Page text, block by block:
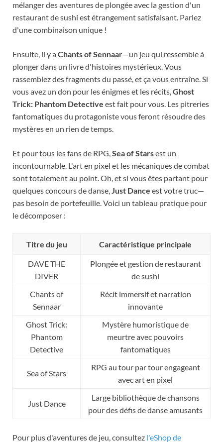
mélanger des aventures de plongée avec la gestion d'un
restaurant de sushi est étrangement satisfaisant. Parlez
d'une combinaison unique !
Ensuite, il y aChants of Sennaar—un jeu qui ressemble à
plonger dans un livre d'histoires mystérieux. Vous
rassemblez des fragments du passé, et ça vous entraîne. Si
vous avez un don pour les énigmes et les récits, Ghost
Trick: Phantom Detective est fait pour vous. Les pitreries
fantomatiques du protagoniste vous feront résoudre des
mystères en un rien de temps.
Et pour tous les fans de RPG, Sea of Starsest un
incontournable. L'art en pixel et les mécaniques de combat
sont totalement au point. Oh, et si vous êtes partant pour
quelques concours de danse, Just Dance est votre truc—
pas besoin de portefeuille. Voici un tableau pratique pour
le décomposer :
Titre du jeu Caractéristique principale
DAVE THE
DIVER
Plongée et gestion de restaurant
de sushi
Chants of
Sennaar
Récit immersif et narration
innovante
Ghost Trick:
Phantom
Detective
Mystère humoristique de
meurtre avec pouvoirs
fantomatiques
Sea of Stars
RPG au tour par tour engageant
avec art en pixel
Just Dance
Large bibliothèque de chansons
pour des défis de danse amusants
Pour plus d'aventures de jeu, consultez l'eShop de